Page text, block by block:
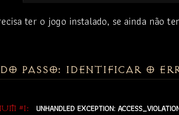
ter o jogo instalado, se ainda não
PASSO: IDENTIFICAR O
#1: UNHANDLED EXCEPTION: